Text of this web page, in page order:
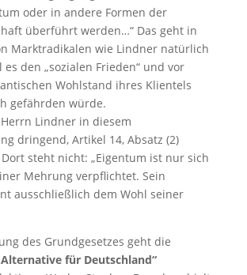
oder in andere Formen der
überführt werden…“ Das geht in
Marktradikalen wie Lindner natürlich
den „sozialen Frieden“ und vor
Wohlstand ihres Klientels
gefährden würde.
Lindner in diesem
dringend, Artikel 14, Absatz (2)
steht nicht: „Eigentum ist nur sich
Mehrung verpflichtet. Sein
ausschließlich dem Wohl seiner
des Grundgesetzes geht die
für Deutschland“